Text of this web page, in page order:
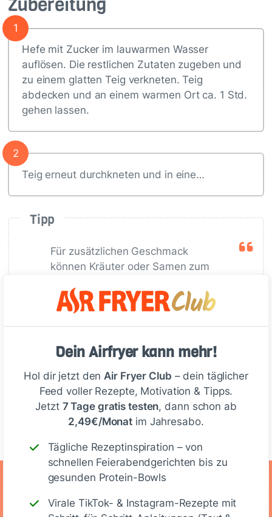
Dein Airfryer kann mehr!
Hol dir jetzt den Air Fryer Club – dein täglicher
Feed voller Rezepte, Motivation & Tipps.
Jetzt 7 Tage gratis testen, dann schon ab
2,49€/Monat im Jahresabo.
Tägliche Rezeptinspiration – von
schnellen Feierabendgerichten bis zu
gesunden Protein-Bowls
Virale TikTok- & Instagram-Rezepte mit
1
Hefe mit Zucker im lauwarmen Wasser
auflösen. Die restlichen Zutaten zugeben und
zu einem glatten Teig verkneten. Teig
abdecken und an einem warmen Ort ca. 1 Std.
gehen lassen.
2
Teig erneut durchkneten und in eine…
Tipp
Für zusätzlichen Geschmack
können Kräuter oder Samen zum
Schreiben
Ernährungswerte
(Scheibe)